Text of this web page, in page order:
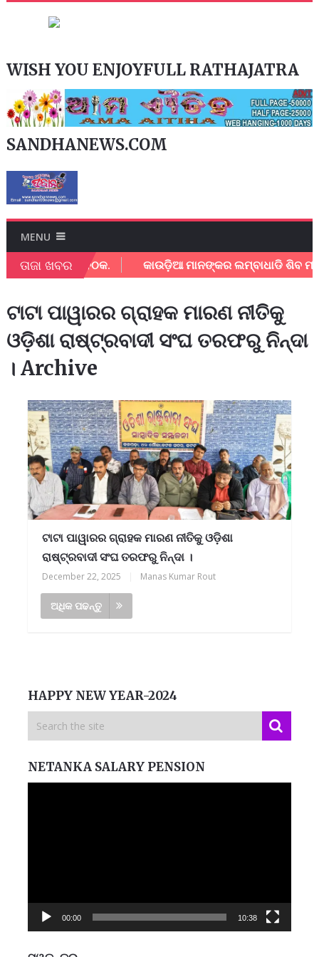
WISH YOU ENJOYFULL RATHAJATRA
SANDHANEWS.COM
MENU
ତାଜା ଖବର
ପ୍ରସ୍ତୁତି ବୈଠକ. କାଉଡ଼ିଆ ମାନଙ୍କର ଲମ୍ବାଧାଡି ଶିବ
ଟାଟା ପାୱାରର ଗ୍ରାହକ ମାରଣ ନୀତିକୁ
ଓଡ଼ିଶା ରାଷ୍ଟ୍ରବାଦୀ ସଂଘ ତରଫରୁ ନିନ୍ଦା
। Archive
ଟାଟା ପାୱାରର ଗ୍ରାହକ ମାରଣ ନୀତିକୁ ଓଡ଼ିଶା
ରାଷ୍ଟ୍ରବାଦୀ ସଂଘ ତରଫରୁ ନିନ୍ଦା ।
December 22, 2025 Manas Kumar Rout
ଅଧିକ ପଢନ୍ତୁ
HAPPY NEW YEAR-2024
NETANKA SALARY PENSION
00:00 10:38